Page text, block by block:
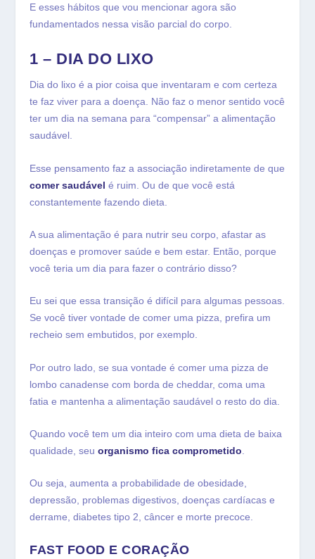
E esses hábitos que vou mencionar agora são
fundamentados nessa visão parcial do corpo.
1 – DIA DO LIXO
Dia do lixo é a pior coisa que inventaram e com certeza
te faz viver para a doença. Não faz o menor sentido você
ter um dia na semana para “compensar” a alimentação
saudável.
Esse pensamento faz a associação indiretamente de que
comer saudável é ruim. Ou de que você está
constantemente fazendo dieta.
A sua alimentação é para nutrir seu corpo, afastar as
doenças e promover saúde e bem estar. Então, porque
você teria um dia para fazer o contrário disso?
Eu sei que essa transição é difícil para algumas pessoas.
Se você tiver vontade de comer uma pizza, prefira um
recheio sem embutidos, por exemplo.
Por outro lado, se sua vontade é comer uma pizza de
lombo canadense com borda de cheddar, coma uma
fatia e mantenha a alimentação saudável o resto do dia.
Quando você tem um dia inteiro com uma dieta de baixa
qualidade, seuorganismo fica comprometido
Ou seja, aumenta a probabilidade de obesidade,
depressão, problemas digestivos, doenças cardíacas e
derrame, diabetes tipo 2, câncer e morte precoce.
FAST FOOD E CORAÇÃO